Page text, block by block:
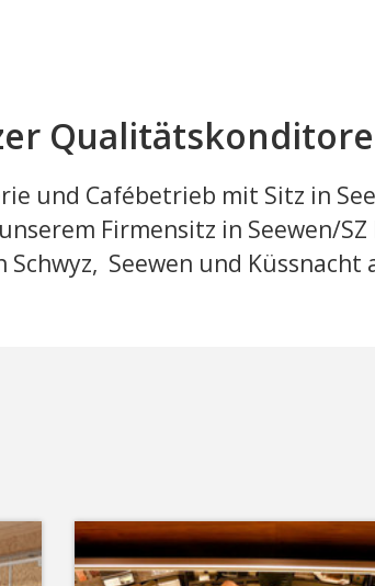
und Cafébetrieb mit Sitz in
Firmensitz in Seewen/
Seewen und Küssnacht